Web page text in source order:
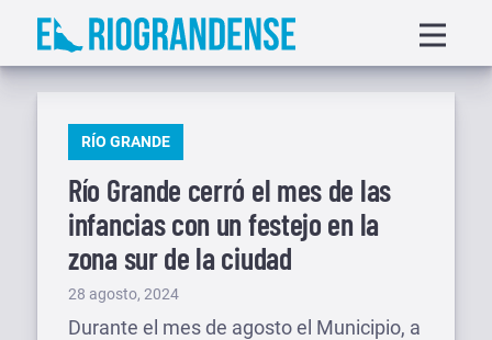
Saltar
menu
PUBLICADO
RÍO GRANDE
Río Grande cerró el mes de las
infancias con un festejo en la
zona sur de la ciudad
Publicado
el
28 agosto, 2024
Durante el mes de agosto el Municipio, a